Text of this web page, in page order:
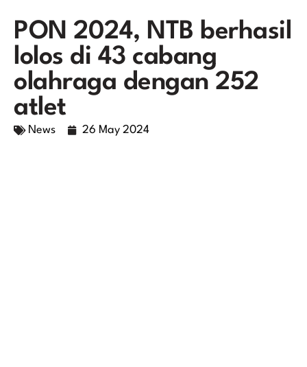
PON 2024, NTB berhasil
lolos di 43 cabang
olahraga dengan 252
atlet
News 26 May 2024